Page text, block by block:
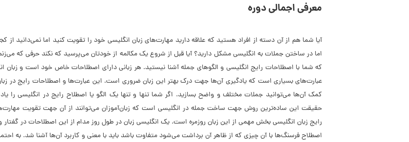
معرفی اجمالی دوره
آیا شما هم از آن دسته از افراد هستید که علاقه دارید مهارت‌های زبان انگلیسی خود را تقویت کنید اما نمی‌دانید از
اما در ساختن جملات به انگلیسی مشکل دارید؟ آیا قبل از شروع یک مکالمه از خودتان می‌پرسید که نکند حرفی که
که شما با اصطلاحات رایج انگلیسی و الگوهای جمله آشنا نیستید. هر زبانی دارای اصطلاحات خاص خود است و زبان
عبارت‌های بسیاری است که یادگیری آن‌ها جهت درک بهتر این زبان ضروری است. این عبارت‌ها و اصطلاحات رایج در
کمک آن‌ها می‌توانید جملات مختلف و واضح بسازید. اگر شما تنها و تنها یک الگو یا اصطلاح رایج در انگلیسی را
حقیقت این ساده‌ترین روش جهت ساخت جمله در انگلیسی است که زبان‌آموزان می‌توانند از آن جهت تقویت
رایج زبان انگلیسی بخش مهمی از این زبان روزمره است. یک انگلیسی زبان در طول روز مدام از این اصطلاحات در
اصطلاح فرسنگ‌ها با آن چیزی که از ظاهر آن برداشت می‌شود متفاوت باشد باید با معنی و کاربرد آن‌ها آشنا شد. به